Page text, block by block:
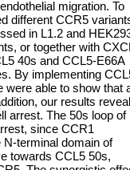
migration. To
different CCR5
in L1.2 and
or together with
40s and CCL5-E66A
By implementing
able to show that
our results reveal
arrest. The 50s loop of
since CCR1
terminal domain of
towards CCL5 50s,